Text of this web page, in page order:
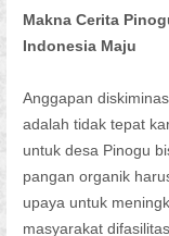
Makna Cerita
Indonesia Maju
Anggapan
adalah tidak tepat
untuk desa Pinogu
pangan organik
upaya untuk
masyarakat